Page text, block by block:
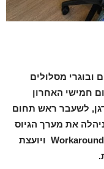
ובוגרי מסלולים
חמישי האחרון
, לשעבר ראש תחום
את מערך הגיוס
Workaround ויועצת